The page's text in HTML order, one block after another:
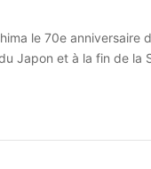
le 70e anniversaire
Japon et à la fin de la